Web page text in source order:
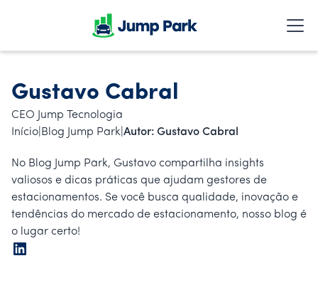
Gustavo Cabral
CEO Jump Tecnologia
Início Blog Jump Park Autor: Gustavo Cabral
No Blog Jump Park, Gustavo compartilha insights
valiosos e dicas práticas que ajudam gestores de
estacionamentos. Se você busca qualidade, inovação e
tendências do mercado de estacionamento, nosso blog é
o lugar certo!